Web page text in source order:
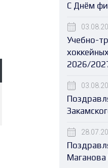
С Днём
Учебно-
2026/